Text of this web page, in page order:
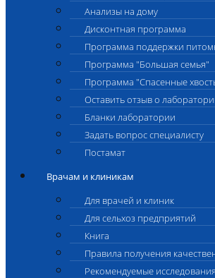
Анализы на дому
Дисконтная программа
Программа поддержки
Программа "Большая семья"
Программа "Спасенные
Оставить отзыв о
Бланки лаборатории
Задать вопрос специалисту
Постамат
Врачам и клиникам
Для врачей и клиник
Для сельхоз предприятий
Книга
Правила получения
Рекомендуемые исследования